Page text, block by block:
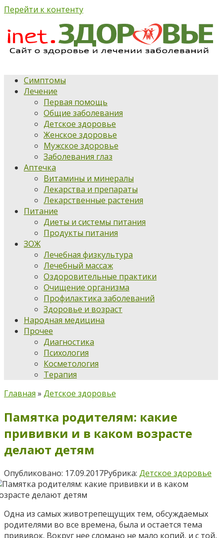
Перейти к контенту
Симптомы
Лечение
Первая помощь
Общие заболевания
Детское здоровье
Женское здоровье
Мужское здоровье
Заболевания глаз
Аптечка
Витамины и минералы
Лекарства и препараты
Лекарственные растения
Питание
Диеты и системы питания
Продукты питания
ЗОЖ
Лечебная физкультура
Лечебный массаж
Оздоровительные практики
Очищение организма
Профилактика заболеваний
Здоровье и возраст
Народная медицина
Прочее
Диагностика
Психология
Косметология
Терапия
Главная » Детское здоровье
Памятка родителям: какие
прививки и в каком возрасте
делают детям
Опубликовано: 17.09.2017Рубрика: Детское здоровье
Одна из самых животрепещущих тем, обсуждаемых
родителями во все времена, была и остается тема
прививок. Вокруг нее сломано не мало копий, и с той,